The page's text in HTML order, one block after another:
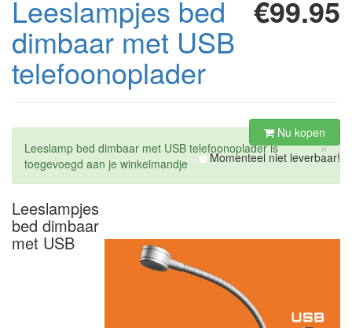
€99.95
Leeslampjes bed
dimbaar met USB
telefoonoplader
Nu kopen
Momenteel niet leverbaar!
×
Leeslamp bed dimbaar met USB telefoonoplader is
toegevoegd aan je winkelmandje
Leeslampjes
bed dimbaar
met USB